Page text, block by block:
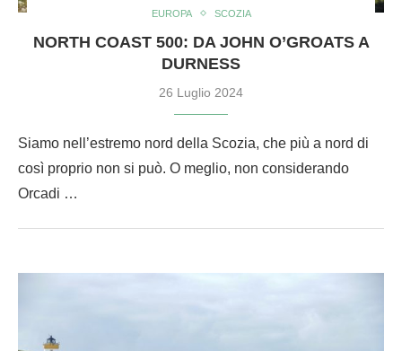
EUROPA SCOZIA
NORTH COAST 500: DA JOHN O’GROATS A
DURNESS
26 Luglio 2024
Siamo nell’estremo nord della Scozia, che più a nord di
così proprio non si può. O meglio, non considerando
Orcadi …